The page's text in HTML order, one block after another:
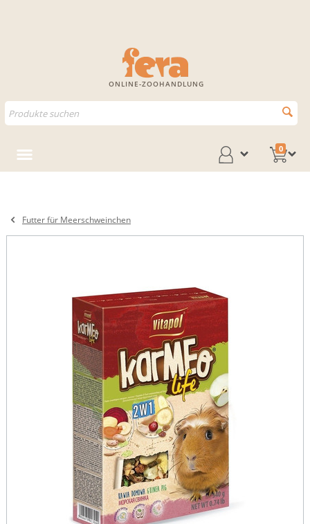
ONLINE-ZOOHANDLUNG
0
Futter für Meerschweinchen